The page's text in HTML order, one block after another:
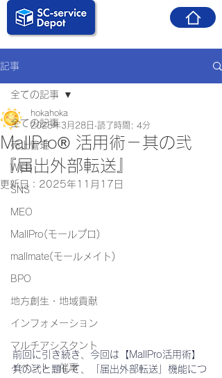
記事
全ての記事
売上管理
WEB
SNS
MEO
MallPro(モールプロ)
mallmate(モールメイト)
BPO
地方創生・地域貢献
インフォメーション
マルチアシスタント
イベント・催事
全ての記事
MallPro® 活用術－其の弐
『届出外部転送』
hokahoka
2025年3月28日 読了時間: 4分
更新日： 2025年11月17日
前回に引き続き、今回は【MallPro活用術】
其の弐と題して、「届出外部転送」機能につ